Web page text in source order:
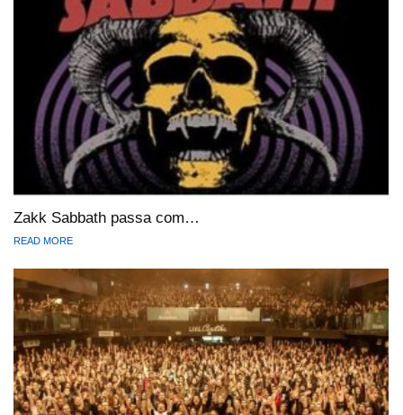
Zakk Sabbath passa com…
READ MORE